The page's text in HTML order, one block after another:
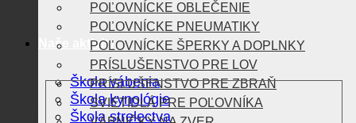
Naše aktivity
Škola vábenia
Škola kynológie
Škola strelectva
POĽOVNÍCKE OBLEČENIE
POĽOVNÍCKE PNEUMATIKY
POĽOVNÍCKE ŠPERKY A DOPLNKY
PRÍSLUŠENSTVO PRE LOV
PRÍSLUŠENSTVO PRE ZBRAŇ
SVIETIDLÁ PRE POĽOVNÍKA